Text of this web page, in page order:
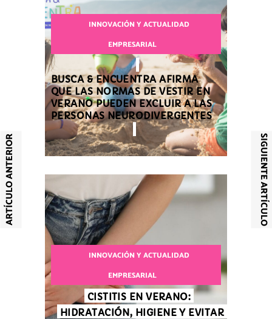
ARTÍCULO ANTERIOR SIGUIENTE ARTÍCULO
INNOVACIÓN Y ACTUALIDAD
EMPRESARIAL
BUSCA & ENCUENTRA AFIRMA
QUE LAS NORMAS DE VESTIR EN
VERANO PUEDEN EXCLUIR A LAS
PERSONAS NEURODIVERGENTES
INNOVACIÓN Y ACTUALIDAD
EMPRESARIAL
CISTITIS EN VERANO:
HIDRATACIÓN, HIGIENE Y EVITAR